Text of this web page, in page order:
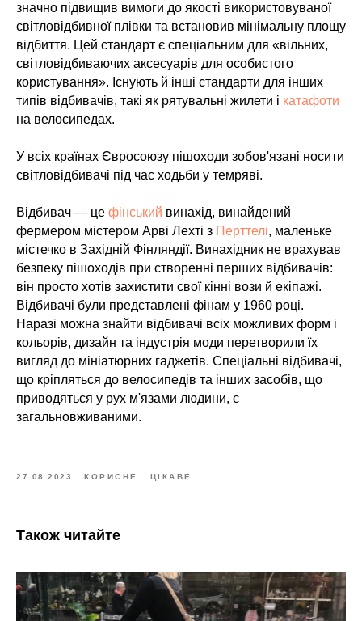
значно підвищив вимоги до якості використовуваної
світловідбивної плівки та встановив мінімальну площу
відбиття. Цей стандарт є спеціальним для «вільних,
світловідбиваючих аксесуарів для особистого
користування». Існують й інші стандарти для інших
типів відбивачів, такі як рятувальні жилети і катафоти
на велосипедах.
У всіх країнах Євросоюзу пішоходи зобов'язані носити
світловідбивачі під час ходьби у темряві.
Відбивач — це фінський винахід, винайдений
фермером містером Арві Лехті з Перттелі, маленьке
містечко в Західній Фінляндії. Винахідник не врахував
безпеку пішоходів при створенні перших відбивачів:
він просто хотів захистити свої кінні вози й екіпажі.
Відбивачі були представлені фінам у 1960 році.
Наразі можна знайти відбивачі всіх можливих форм і
кольорів, дизайн та індустрія моди перетворили їх
вигляд до мініатюрних гаджетів. Спеціальні відбивачі,
що кріпляться до велосипедів та інших засобів, що
приводяться у рух м'язами людини, є
загальновживаними.
27.08.2023 КОРИСНЕ ЦІКАВЕ
Також читайте